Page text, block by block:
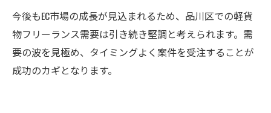
今後もEC市場の成長が見込まれるため、品川区での軽貨
物フリーランス需要は引き続き堅調と考えられます。需
要の波を見極め、タイミングよく案件を受注することが
成功のカギとなります。